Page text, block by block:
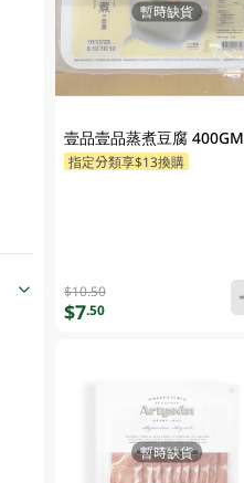
暫時缺貨
壹品壹品蒸煮豆腐 400GM
指定分類享$13換購
$10.50
$7.50
暫時缺貨